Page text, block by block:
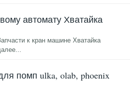
автомату Хватайка
к кран машине Хватайка
помп ulka, olab, phoenix